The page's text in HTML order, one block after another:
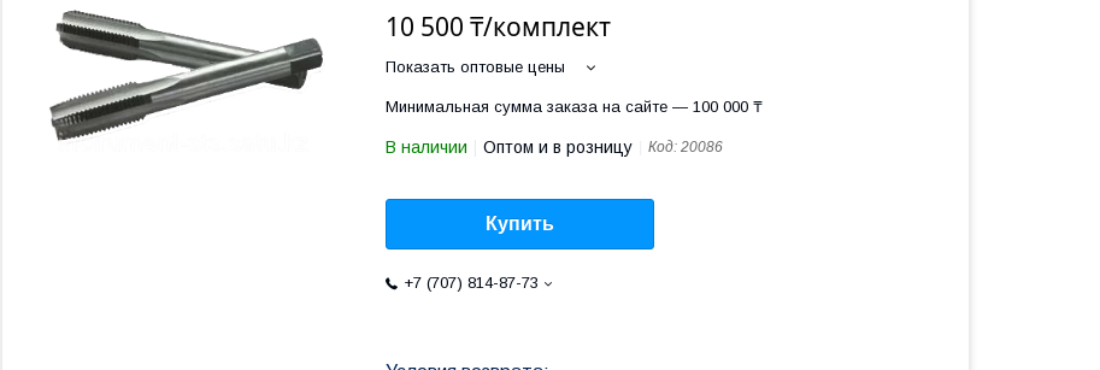
10 500 ₸/комплект
Показать оптовые цены
Минимальная сумма заказа на сайте — 100 000 ₸
В наличии Оптом и в розницу Код: 20086
Купить
+7 (707) 814-87-73